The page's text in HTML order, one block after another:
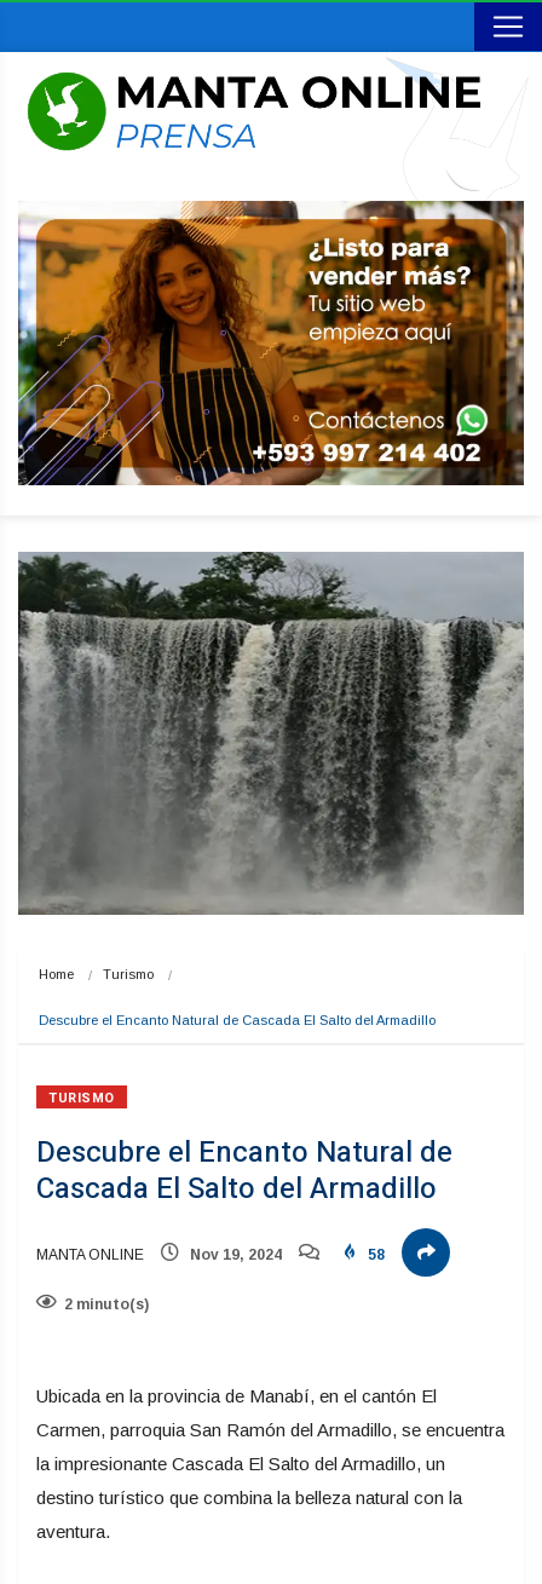
Home Turismo
Descubre el Encanto Natural de Cascada El Salto del Armadillo
TURISMO
Descubre el Encanto Natural de
Cascada El Salto del Armadillo
MANTA ONLINE Nov 19, 2024 58
2 minuto(s)
Ubicada en la provincia de Manabí, en el cantón El
Carmen, parroquia San Ramón del Armadillo, se encuentra
la impresionante Cascada El Salto del Armadillo, un
destino turístico que combina la belleza natural con la
aventura.